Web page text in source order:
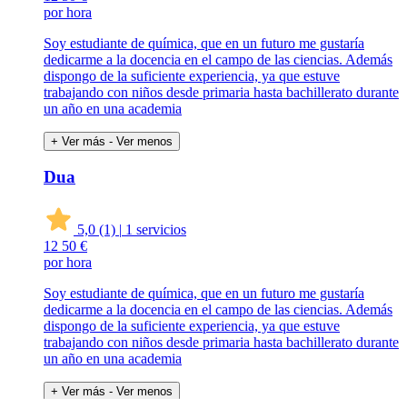
por hora
Soy estudiante de química, que en un futuro me gustaría
dedicarme a la docencia en el campo de las ciencias. Además
dispongo de la suficiente experiencia, ya que estuve
trabajando con niños desde primaria hasta bachillerato durante
un año en una academia
+ Ver más - Ver menos
Dua
5,0 (1) | 1 servicios
12 50 €
por hora
Soy estudiante de química, que en un futuro me gustaría
dedicarme a la docencia en el campo de las ciencias. Además
dispongo de la suficiente experiencia, ya que estuve
trabajando con niños desde primaria hasta bachillerato durante
un año en una academia
+ Ver más - Ver menos